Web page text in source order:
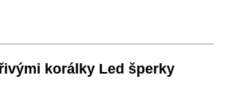
korálky Led šperky